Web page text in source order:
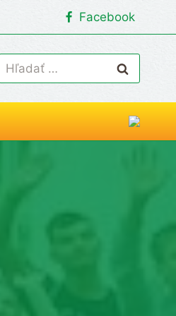
Facebook
Hľadať: